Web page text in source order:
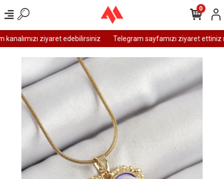
ziyaret edebilirsiniz Telegram sayfamızı ziyaret ettiniz
0